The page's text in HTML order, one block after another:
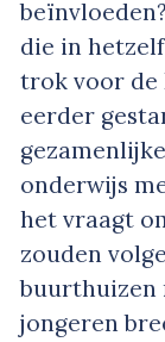
die in
trok voor de
eerder
onderwijs
het vraagt
zouden
buurthuizen
jongeren